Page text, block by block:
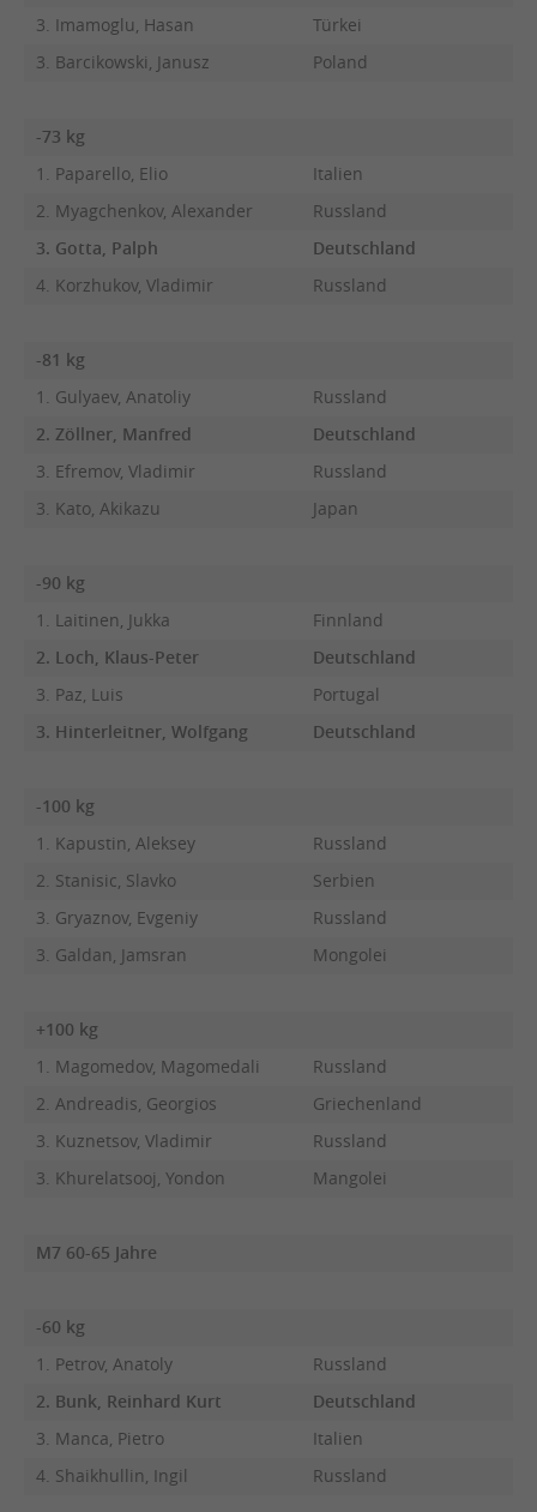
3. Imamoglu, Hasan
Türkei
3. Barcikowski, Janusz
Poland
-73 kg
1. Paparello, Elio
Italien
2. Myagchenkov, Alexander
Russland
3. Gotta, Palph
Deutschland
4. Korzhukov, Vladimir
Russland
-81 kg
1. Gulyaev, Anatoliy
Russland
2. Zöllner, Manfred
Deutschland
3. Efremov, Vladimir
Russland
3. Kato, Akikazu
Japan
-90 kg
1. Laitinen, Jukka
Finnland
2. Loch, Klaus-Peter
Deutschland
3. Paz, Luis
Portugal
3. Hinterleitner, Wolfgang
Deutschland
-100 kg
1. Kapustin, Aleksey
Russland
2. Stanisic, Slavko
Serbien
3. Gryaznov, Evgeniy
Russland
3. Galdan, Jamsran
Mongolei
+100 kg
1. Magomedov, Magomedali
Russland
2. Andreadis, Georgios
Griechenland
3. Kuznetsov, Vladimir
Russland
3. Khurelatsooj, Yondon
Mangolei
M7 60-65 Jahre
-60 kg
1. Petrov, Anatoly
Russland
2. Bunk, Reinhard Kurt
Deutschland
3. Manca, Pietro
Italien
4. Shaikhullin, Ingil
Russland